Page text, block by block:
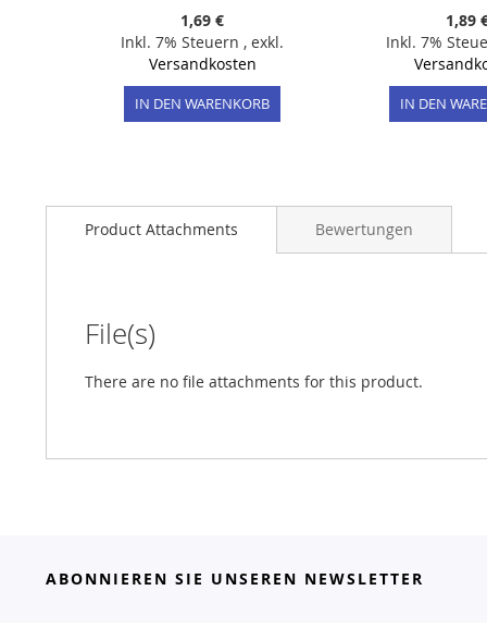
1,69 €
Inkl. 7% Steuern , exkl.
Versandkosten
IN DEN WARENKORB
1,89
Inkl. 7%
IN DEN
Product Attachments
File(s)
There are no file attachments for this product.
Bewertungen
ABONNIEREN SIE UNSEREN NEWSLETTER